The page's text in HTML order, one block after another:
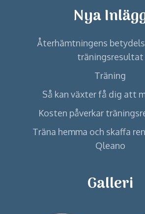
Nya
Återhämtningens
träningsresultat
Träning
Så kan växter få dig att
Kosten påverkar
Träna hemma och skaffa
Qleano
Galleri